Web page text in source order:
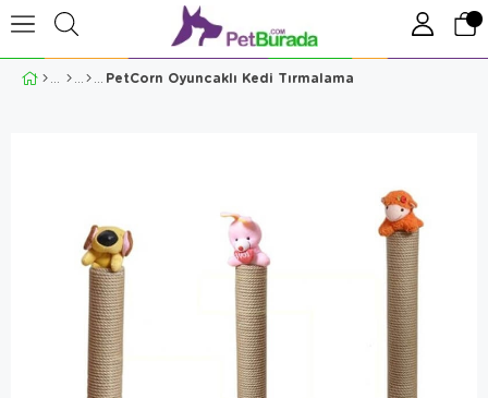
PetCorn Oyuncaklı Kedi Tırmalama